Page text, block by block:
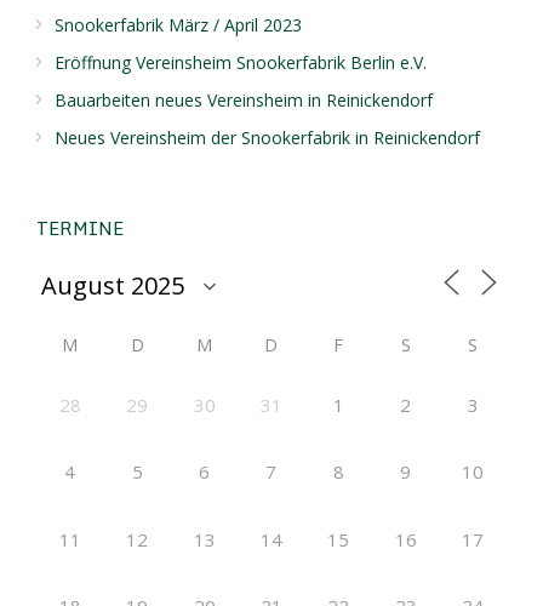
Snookerfabrik März / April 2023
Eröffnung Vereinsheim Snookerfabrik Berlin e.V.
Bauarbeiten neues Vereinsheim in Reinickendorf
Neues Vereinsheim der Snookerfabrik in Reinickendorf
TERMINE
M D M D F S S
28 29 30 31 1 2 3
4 5 6 7 8 9 10
11 12 13 14 15 16 17